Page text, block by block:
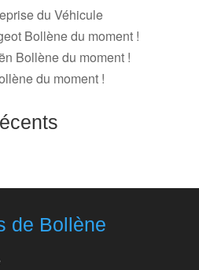
du Véhicule
Bollène du moment !
Bollène du moment !
du moment !
de Bollène